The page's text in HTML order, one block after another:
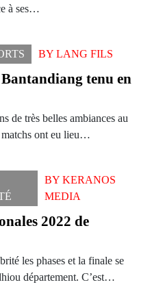
à ses…
BY LANG FILS
tenu en
de très belles ambiances au
ont eu lieu…
BYKERANOS
MEDIA
2022 de
les phases et la finale se
département. C’est…